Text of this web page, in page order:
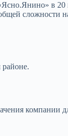
в 20
сложности
компании